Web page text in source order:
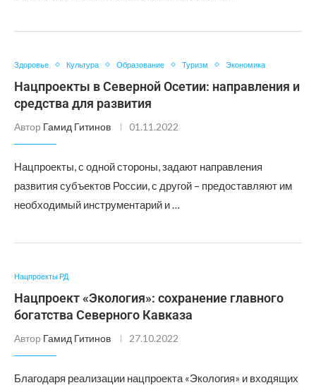
Здоровье Культура Образование Туризм Экономика
Нацпроекты в Северной Осетии: направления и
средства для развития
Автор Гамид Гитинов 01.11.2022
Нацпроекты, с одной стороны, задают направления
развития субъектов России, с другой – предоставляют им
необходимый инструментарий и …
Нацпроекты РД
Нацпроект «Экология»: сохранение главного
богатства Северного Кавказа
Автор Гамид Гитинов 27.10.2022
Благодаря реализации нацпроекта «Экология» и входящих